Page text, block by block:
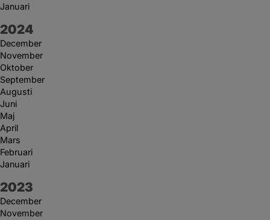
Januari
År:
2024
December
November
Oktober
September
Augusti
Juni
Maj
April
Mars
Februari
Januari
År:
2023
December
November